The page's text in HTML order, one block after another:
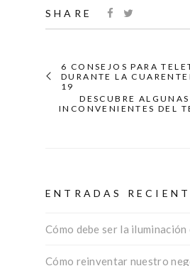
SHARE
6 CONSEJOS PARA
DURANTE LA
19
DESCUBRE
INCONVENIENTES DEL
ENTRADAS
Cómo debe ser la
Cómo reinventar nuestro